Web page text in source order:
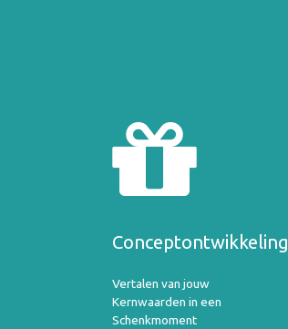
Conceptontwikkeling
Vertalen van jouw
Kernwaarden in een
Schenkmoment